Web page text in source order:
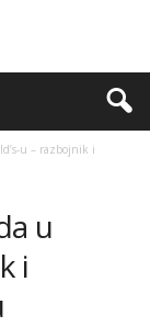
u – razbojnik i
u
i